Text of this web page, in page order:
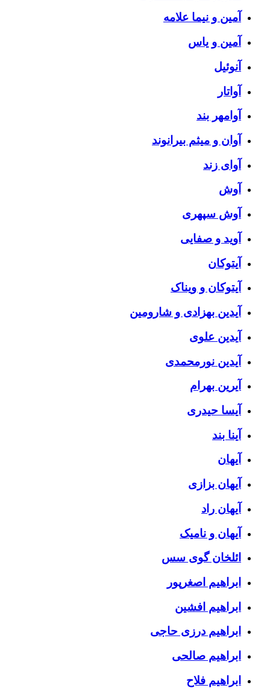
آمین و نیما علامه
آمین و یاس
آنوئیل
آواتار
آوامهر بند
آوان و میثم بیرانوند
آوای زند
آوش
آوش سپهری
آوید و صفایی
آیتوکان
آیتوکان و ویناک
آیدین بهزادی و شارومین
آیدین علوی
آیدین نورمحمدی
آیرین بهرام
آیسا حیدری
آینا بند
آیهان
آیهان بزازی
آیهان راد
آیهان و نامیک
ائلخان گوی سس
ابراهیم اصغرپور
ابراهیم افشین
ابراهیم درزی حاجی
ابراهیم صالحی
ابراهیم فلاح